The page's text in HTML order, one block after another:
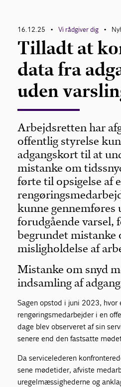
16.12.25 • Vi rådgiver dig •
Tilladt at
data fra
uden
Arbejdsretten har
offentlig styrelse
adgangskort til at
mistanke om
førte til opsigelse af
kunne gennemføres
forudgående varsel,
begrundet mistanke
misligholdelse af
Mistanke om snyd
indsamling af
Sagen opstod i juni 2023, hvor
rengøringsmedarbejder i en
dage blev observeret af sin
senere end den fastsatte
Da servicelederen
sene mødetider, afviste
uregelmæssighederne og